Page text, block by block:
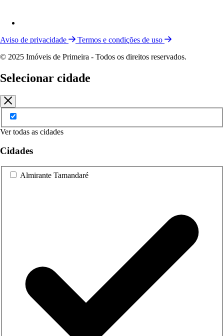
Aviso de privacidade
Termos e condições de uso
© 2025 Imóveis de Primeira - Todos os direitos reservados.
Selecionar cidade
Ver todas as cidades
Cidades
Almirante Tamandaré